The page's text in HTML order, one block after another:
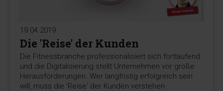
19.04.2019
Die 'Reise' der Kunden
Die Fitnessbranche professionalisiert sich fortlaufend
und die Digitalisierung stellt Unternehmen vor große
Herausforderungen. Wer langfristig erfolgreich sein
will, muss die 'Reise' der Kunden verstehen.